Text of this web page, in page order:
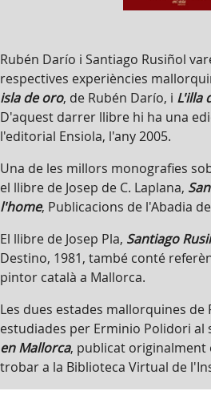
Rubén Darío i Santiago Rusiñol
respectives experiències
isla de oro, de Rubén Darío, i L'illa
D'aquest darrer llibre hi ha una
l'editorial Ensiola, l'any 2005.
Una de les millors monografies
el llibre de Josep de C. Laplana,
l'home, Publicacions de l'Abadia
El llibre de Josep Pla, Santiago
Destino, 1981, també conté
pintor català a Mallorca.
Les dues estades mallorquines de
estudiades per Erminio Polidori al
en Mallorca, publicat originalment
trobar a la Biblioteca Virtual de